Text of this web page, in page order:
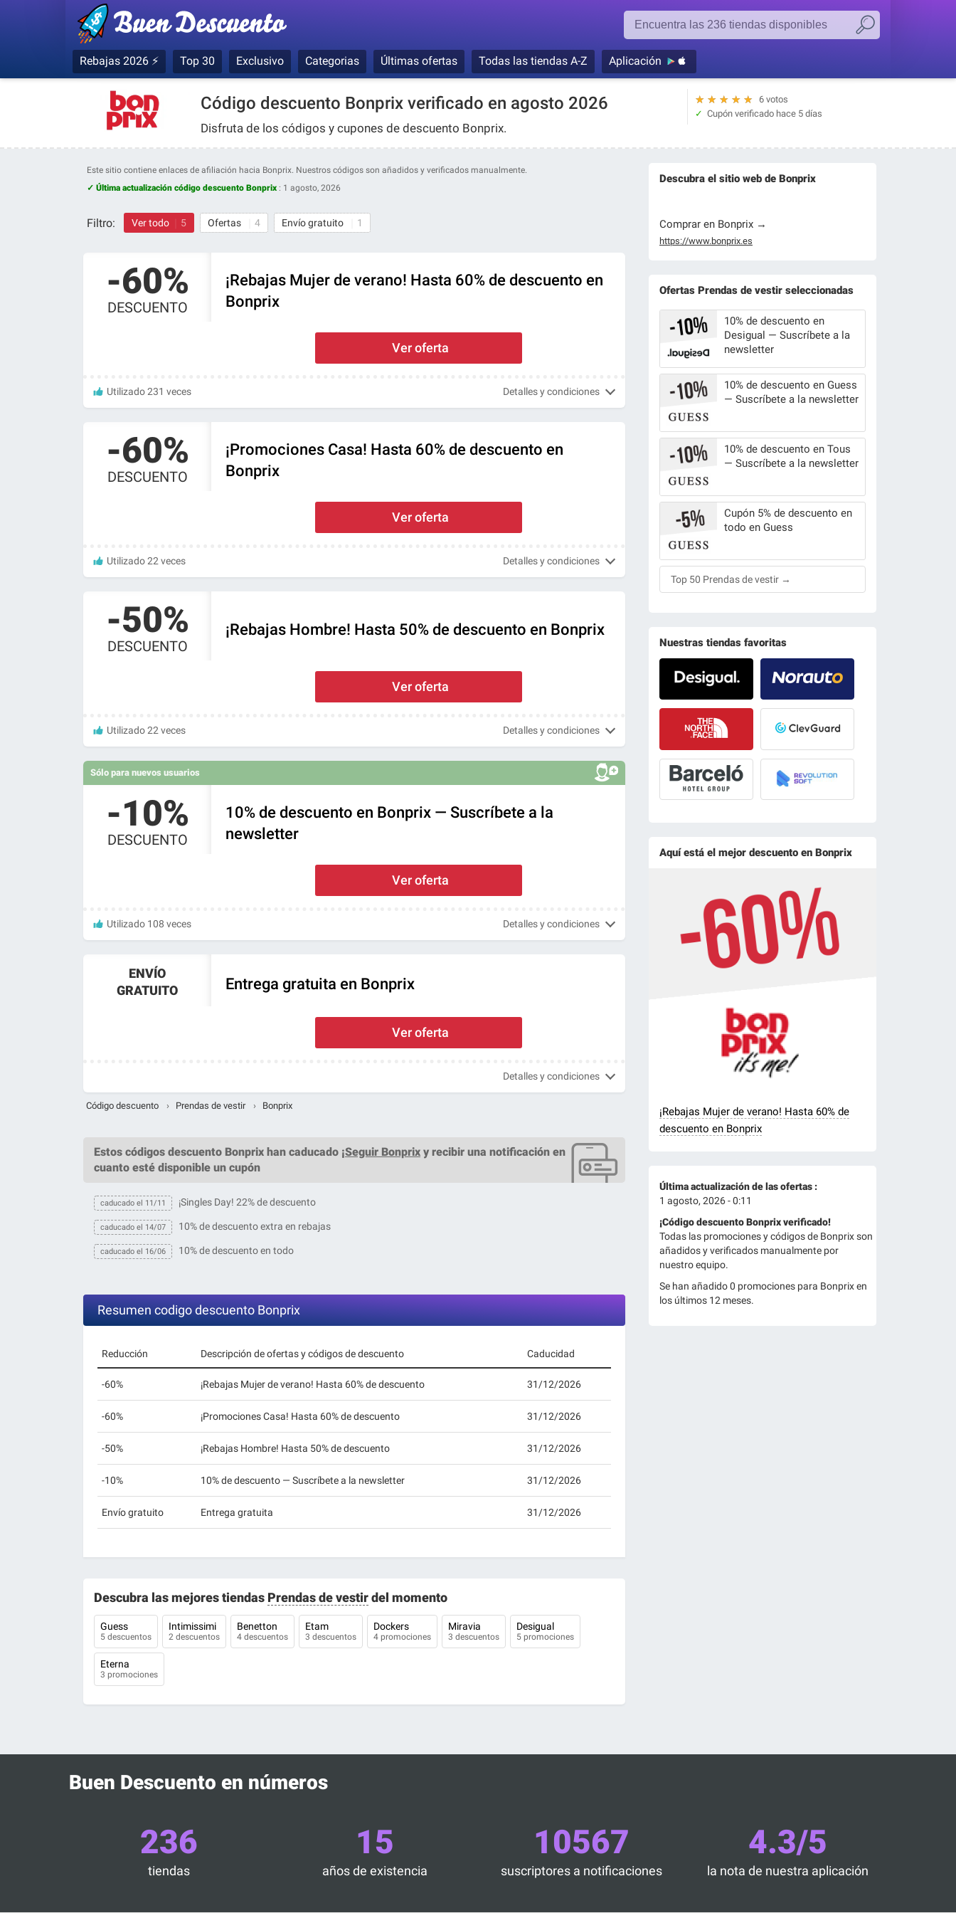
Rebajas 2026 ⚡ Top 30 Exclusivo Categorias Últimas ofertas Todas las tiendas A-Z Aplicación
Código descuento Bonprix verificado en agosto 2026
Disfruta de los códigos y cupones de descuento Bonprix.
6 votos
★
★
★
★
★
Cupón verificado hace 5 días
Este sitio contiene enlaces de afiliación hacia Bonprix. Nuestros códigos son añadidos y verificados manualmente.
✓ Última actualización código descuento Bonprix : 1 agosto, 2026
Filtro: Ver todo 5 Ofertas 4 Envío gratuito 1
-60%
DESCUENTO
¡Rebajas Mujer de verano! Hasta 60% de descuento en
Bonprix
Ver oferta
Utilizado 231 veces Detalles y condiciones
-60%
DESCUENTO
¡Promociones Casa! Hasta 60% de descuento en
Bonprix
Ver oferta
Utilizado 22 veces Detalles y condiciones
-50%
DESCUENTO
¡Rebajas Hombre! Hasta 50% de descuento en Bonprix
Ver oferta
Utilizado 22 veces Detalles y condiciones
Sólo para nuevos usuarios
-10%
DESCUENTO
10% de descuento en Bonprix — Suscríbete a la
newsletter
Ver oferta
Utilizado 108 veces Detalles y condiciones
ENVÍO
GRATUITO
Entrega gratuita en Bonprix
Ver oferta
Detalles y condiciones
Código descuento › Prendas de vestir › Bonprix
Estos códigos descuento Bonprix han caducado ¡Seguir Bonprix y recibir una notificación en
cuanto esté disponible un cupón
caducado el 11/11 ¡Singles Day! 22% de descuento
caducado el 14/07 10% de descuento extra en rebajas
caducado el 16/06 10% de descuento en todo
Resumen codigo descuento Bonprix
Reducción Descripción de ofertas y códigos de descuento Caducidad
-60% ¡Rebajas Mujer de verano! Hasta 60% de descuento 31/12/2026
-60% ¡Promociones Casa! Hasta 60% de descuento 31/12/2026
-50% ¡Rebajas Hombre! Hasta 50% de descuento 31/12/2026
-10% 10% de descuento — Suscríbete a la newsletter 31/12/2026
Envío gratuito Entrega gratuita 31/12/2026
Descubra las mejores tiendas Prendas de vestirdel momento
Guess
5 descuentos
Intimissimi
2 descuentos
Benetton
4 descuentos
Etam
3 descuentos
Dockers
4 promociones
Miravia
3 descuentos
Desigual
5 promociones
Eterna
3 promociones
Descubra el sitio web de Bonprix
Comprar en Bonprix →
https://www.bonprix.es
Ofertas Prendas de vestir seleccionadas
10% de descuento en
Desigual — Suscríbete a la
newsletter
10% de descuento en Guess
— Suscríbete a la newsletter
10% de descuento en Tous
— Suscríbete a la newsletter
Cupón 5% de descuento en
todo en Guess
Top 50 Prendas de vestir →
Nuestras tiendas favoritas
Aquí está el mejor descuento en Bonprix
¡Rebajas Mujer de verano! Hasta 60% de
descuento en Bonprix
Última actualización de las ofertas :
1 agosto, 2026 - 0:11
¡Código descuento Bonprix verificado!
Todas las promociones y códigos de Bonprix son
añadidos y verificados manualmente por
nuestro equipo.
Se han añadido 0 promociones para Bonprix en
los últimos 12 meses.
Buen Descuento en números
236
tiendas
15
años de existencia
10567
suscriptores a notificaciones
4.3/5
la nota de nuestra aplicación